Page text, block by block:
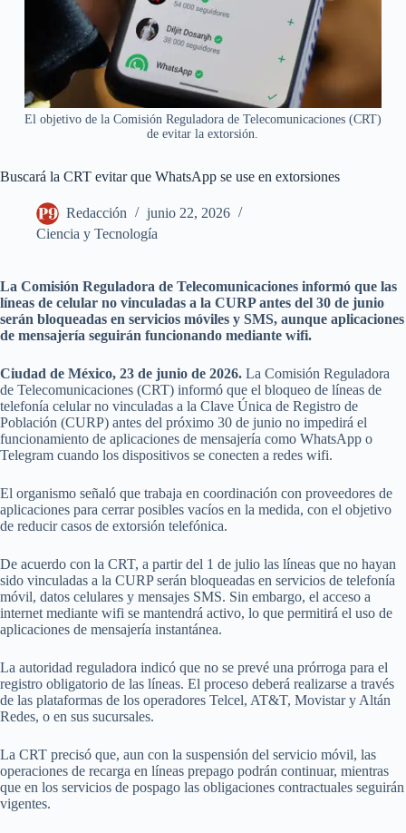
El objetivo de la Comisión Reguladora de Telecomunicaciones (CRT)
de evitar la extorsión.
Buscará la CRT evitar que WhatsApp se use en extorsiones
Redacción
junio 22, 2026
Ciencia y Tecnología
La Comisión Reguladora de Telecomunicaciones informó que las
líneas de celular no vinculadas a la CURP antes del 30 de junio
serán bloqueadas en servicios móviles y SMS, aunque aplicaciones
de mensajería seguirán funcionando mediante wifi.
Ciudad de México, 23 de junio de 2026. La Comisión Reguladora
de Telecomunicaciones (CRT) informó que el bloqueo de líneas de
telefonía celular no vinculadas a la Clave Única de Registro de
Población (CURP) antes del próximo 30 de junio no impedirá el
funcionamiento de aplicaciones de mensajería como WhatsApp o
Telegram cuando los dispositivos se conecten a redes wifi.
El organismo señaló que trabaja en coordinación con proveedores de
aplicaciones para cerrar posibles vacíos en la medida, con el objetivo
de reducir casos de extorsión telefónica.
De acuerdo con la CRT, a partir del 1 de julio las líneas que no hayan
sido vinculadas a la CURP serán bloqueadas en servicios de telefonía
móvil, datos celulares y mensajes SMS. Sin embargo, el acceso a
internet mediante wifi se mantendrá activo, lo que permitirá el uso de
aplicaciones de mensajería instantánea.
La autoridad reguladora indicó que no se prevé una prórroga para el
registro obligatorio de las líneas. El proceso deberá realizarse a través
de las plataformas de los operadores Telcel, AT&T, Movistar y Altán
Redes, o en sus sucursales.
La CRT precisó que, aun con la suspensión del servicio móvil, las
operaciones de recarga en líneas prepago podrán continuar, mientras
que en los servicios de pospago las obligaciones contractuales seguirán
vigentes.